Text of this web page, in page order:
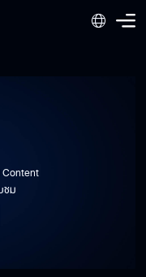
Content
ชม